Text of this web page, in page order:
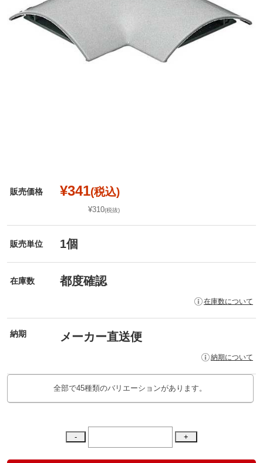
販売価格 ¥341(税込)
¥310(税抜)
販売単位 1個
在庫数 都度確認
在庫数について
納期 メーカー直送便
納期について
全部で45種類のバリエーションがあります。